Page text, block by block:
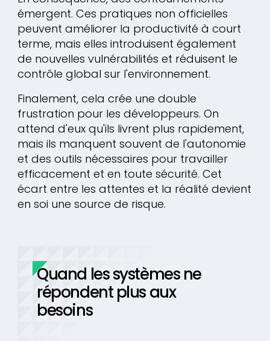
émergent. Ces pratiques non officielles
peuvent améliorer la productivité à court
terme, mais elles introduisent également
de nouvelles vulnérabilités et réduisent le
contrôle global sur l'environnement.
Finalement, cela crée une double
frustration pour les développeurs. On
attend d'eux qu'ils livrent plus rapidement,
mais ils manquent souvent de l'autonomie
et des outils nécessaires pour travailler
efficacement et en toute sécurité. Cet
écart entre les attentes et la réalité devient
en soi une source de risque.
Quand les systèmes ne
répondent plus aux
besoins